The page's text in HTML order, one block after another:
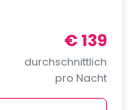
€ 139
durchschnittlich
pro Nacht